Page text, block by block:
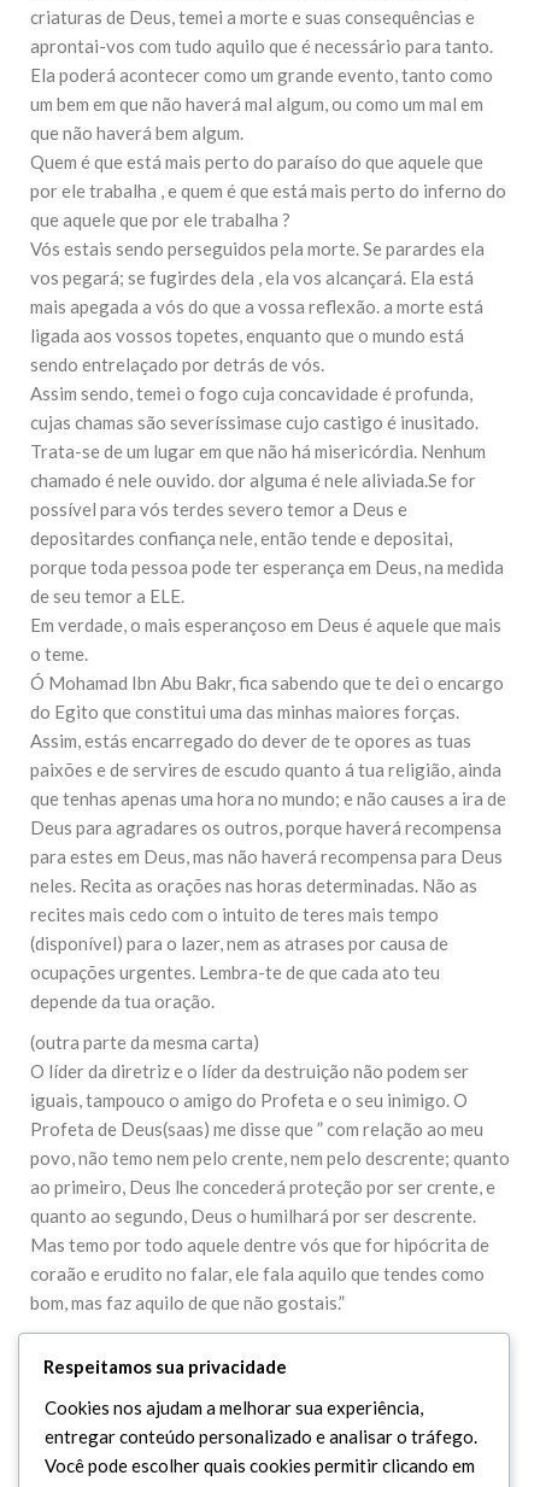
criaturas de Deus, temei a morte e suas consequências e
aprontai-vos com tudo aquilo que é necessário para tanto.
Ela poderá acontecer como um grande evento, tanto como
um bem em que não haverá mal algum, ou como um mal em
que não haverá bem algum.
Quem é que está mais perto do paraíso do que aquele que
por ele trabalha , e quem é que está mais perto do inferno do
que aquele que por ele trabalha ?
Vós estais sendo perseguidos pela morte. Se parardes ela
vos pegará; se fugirdes dela , ela vos alcançará. Ela está
mais apegada a vós do que a vossa reflexão. a morte está
ligada aos vossos topetes, enquanto que o mundo está
sendo entrelaçado por detrás de vós.
Assim sendo, temei o fogo cuja concavidade é profunda,
cujas chamas são severíssimase cujo castigo é inusitado.
Trata-se de um lugar em que não há misericórdia. Nenhum
chamado é nele ouvido. dor alguma é nele aliviada.Se for
possível para vós terdes severo temor a Deus e
depositardes confiança nele, então tende e depositai,
porque toda pessoa pode ter esperança em Deus, na medida
de seu temor a ELE.
Em verdade, o mais esperançoso em Deus é aquele que mais
o teme.
Ó Mohamad Ibn Abu Bakr, fica sabendo que te dei o encargo
do Egito que constitui uma das minhas maiores forças.
Assim, estás encarregado do dever de te opores as tuas
paixões e de servires de escudo quanto á tua religião, ainda
que tenhas apenas uma hora no mundo; e não causes a ira de
Deus para agradares os outros, porque haverá recompensa
para estes em Deus, mas não haverá recompensa para Deus
neles. Recita as orações nas horas determinadas. Não as
recites mais cedo com o intuito de teres mais tempo
(disponível) para o lazer, nem as atrases por causa de
ocupações urgentes. Lembra-te de que cada ato teu
depende da tua oração.
(outra parte da mesma carta)
O líder da diretriz e o líder da destruição não podem ser
iguais, tampouco o amigo do Profeta e o seu inimigo. O
Profeta de Deus(saas) me disse que ” com relação ao meu
povo, não temo nem pelo crente, nem pelo descrente; quanto
ao primeiro, Deus lhe concederá proteção por ser crente, e
quanto ao segundo, Deus o humilhará por ser descrente.
Mas temo por todo aquele dentre vós que for hipócrita de
coraão e erudito no falar, ele fala aquilo que tendes como
bom, mas faz aquilo de que não gostais.”
Leave Your Comment
Respeitamos sua privacidade
Cookies nos ajudam a melhorar sua experiência,
entregar conteúdo personalizado e analisar o tráfego.
Você pode escolher quais cookies permitir clicando em